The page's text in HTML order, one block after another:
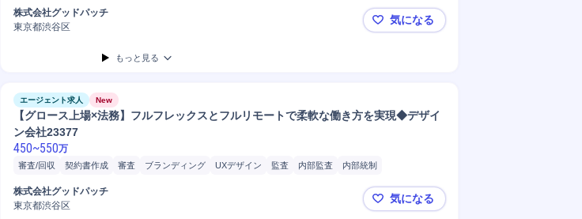
審査
契約書作成
書類整理
書類確認
株式会社グッドパッチ
東京都渋谷区
【グロース上場×法務】事業拡
気になる
もっと見る
エージェント求人 New
【グロース上場×法務】フルフレックスとフルリモートで柔軟な働き方を実現◆デザイ
ン会社23377
450~550万
審査/回収 契約書作成 審査 ブランディング UXデザイン 監査 内部監査
内部統制
顧客体験デザイン
Slack
事務
株式会社グッドパッチ
東京都渋谷区
【グロース上場×法務】フルフ
気になる